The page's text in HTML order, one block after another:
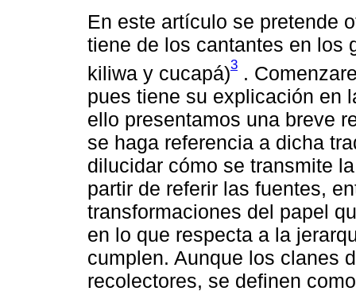
En este artículo se pretende
tiene de los cantantes en los
kiliwa y cucapá)3 .
pues tiene su explicación en
ello presentamos una breve
se haga referencia a dicha
dilucidar cómo se transmite
partir de referir las fuentes,
transformaciones del papel
en lo que respecta a la
cumplen. Aunque los clanes
recolectores, se definen